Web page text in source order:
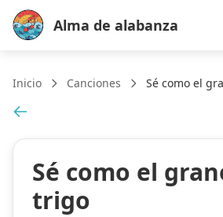
Alma de alabanza
Inicio Canciones Sé como el
Sé como el
trigo